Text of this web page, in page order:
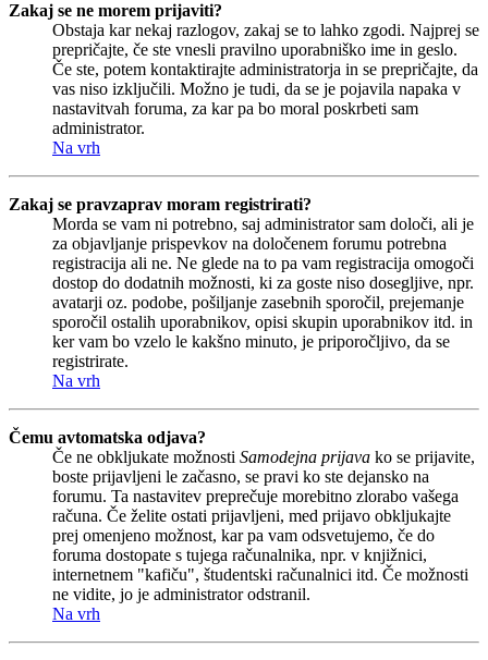
Zakaj se ne morem prijaviti?
Obstaja kar nekaj razlogov, zakaj se to lahko zgodi. Najprej se
prepričajte, če ste vnesli pravilno uporabniško ime in geslo.
Če ste, potem kontaktirajte administratorja in se prepričajte, da
vas niso izključili. Možno je tudi, da se je pojavila napaka v
nastavitvah foruma, za kar pa bo moral poskrbeti sam
administrator.
Na vrh
Zakaj se pravzaprav moram registrirati?
Morda se vam ni potrebno, saj administrator sam določi, ali je
za objavljanje prispevkov na določenem forumu potrebna
registracija ali ne. Ne glede na to pa vam registracija omogoči
dostop do dodatnih možnosti, ki za goste niso dosegljive, npr.
avatarji oz. podobe, pošiljanje zasebnih sporočil, prejemanje
sporočil ostalih uporabnikov, opisi skupin uporabnikov itd. in
ker vam bo vzelo le kakšno minuto, je priporočljivo, da se
registrirate.
Na vrh
Čemu avtomatska odjava?
Če ne obkljukate možnosti Samodejna prijava ko se prijavite,
boste prijavljeni le začasno, se pravi ko ste dejansko na
forumu. Ta nastavitev preprečuje morebitno zlorabo vašega
računa. Če želite ostati prijavljeni, med prijavo obkljukajte
prej omenjeno možnost, kar pa vam odsvetujemo, če do
foruma dostopate s tujega računalnika, npr. v knjižnici,
internetnem "kafiču", študentski računalnici itd. Če možnosti
ne vidite, jo je administrator odstranil.
Na vrh